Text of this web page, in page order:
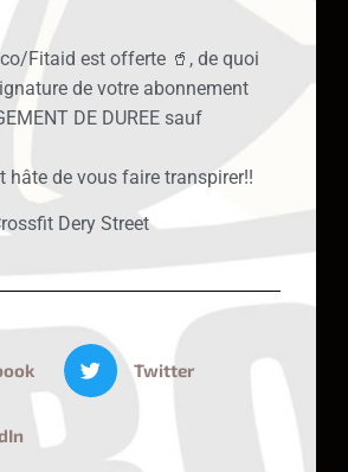
Fitaid est offerte 🥤, de quoi
de votre abonnement
DE DUREE sauf
hâte de vous faire transpirer!!
Dery Street
Twitter